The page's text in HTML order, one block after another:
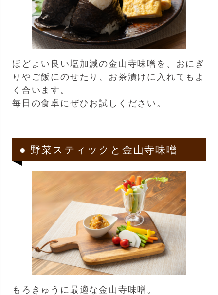
ほどよい良い塩加減の金山寺味噌を、おにぎ
りやご飯にのせたり、お茶漬けに入れてもよ
く合います。
毎日の食卓にぜひお試しください。
● 野菜スティックと金山寺味噌
もろきゅうに最適な金山寺味噌。